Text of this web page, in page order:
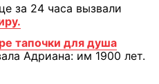
за 24 часа вызвали
тапочки для душа
Адриана: им 1900 лет.